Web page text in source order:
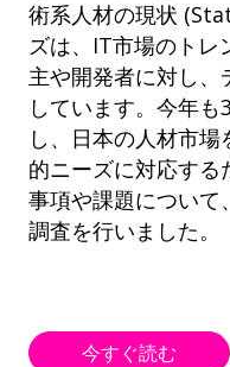
術系人材の現状
ズは、IT市場のトレ
主や開発者に対し
しています。今年
し、日本の人材市
的ニーズに対応す
事項や課題について
調査を行いました。
今すぐ読む